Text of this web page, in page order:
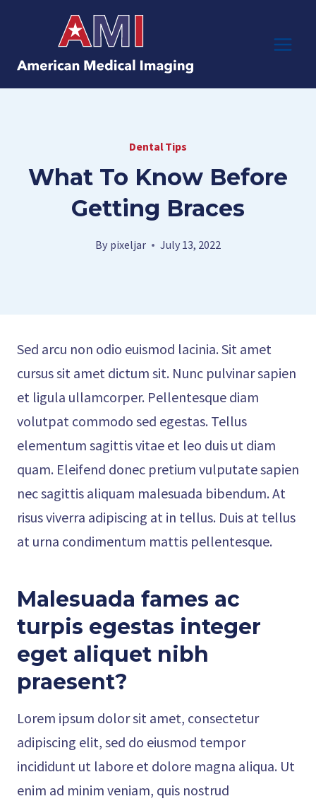
content
Dental Tips
What To Know Before
Getting Braces
By pixeljar July 13, 2022
Sed arcu non odio euismod lacinia. Sit amet
cursus sit amet dictum sit. Nunc pulvinar sapien
et ligula ullamcorper. Pellentesque diam
volutpat commodo sed egestas. Tellus
elementum sagittis vitae et leo duis ut diam
quam. Eleifend donec pretium vulputate sapien
nec sagittis aliquam malesuada bibendum. At
risus viverra adipiscing at in tellus. Duis at tellus
at urna condimentum mattis pellentesque.
Malesuada fames ac
turpis egestas integer
eget aliquet nibh
praesent?
Lorem ipsum dolor sit amet, consectetur
adipiscing elit, sed do eiusmod tempor
incididunt ut labore et dolore magna aliqua. Ut
enim ad minim veniam, quis nostrud